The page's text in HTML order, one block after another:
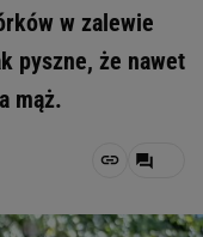
w zalewie
pyszne, że nawet
mąż.